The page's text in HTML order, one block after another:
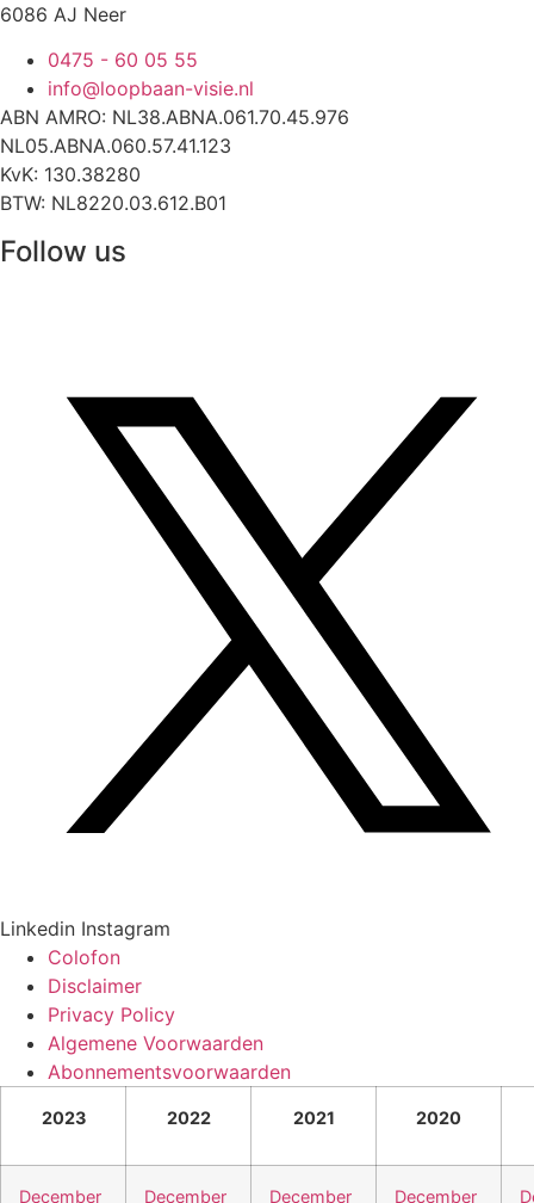
6086 AJ Neer
0475 - 60 05 55
info@loopbaan-visie.nl
ABN AMRO: NL38.ABNA.061.70.45.976
NL05.ABNA.060.57.41.123
KvK: 130.38280
BTW: NL8220.03.612.B01
Follow us
Linkedin Instagram
Colofon
Disclaimer
Privacy Policy
Algemene Voorwaarden
Abonnementsvoorwaarden
2023 2022 2021 2020
December December December December